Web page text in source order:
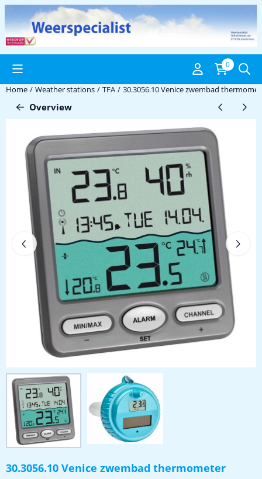
Cookie preferences are available. Choose settings or allow all
0
Home / Weather stations / TFA / 30.3056.10 Venice zwembad
Overview
30.3056.10 Venice zwembad thermometer